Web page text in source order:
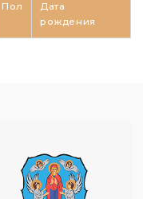
Пол
Дата
рождения